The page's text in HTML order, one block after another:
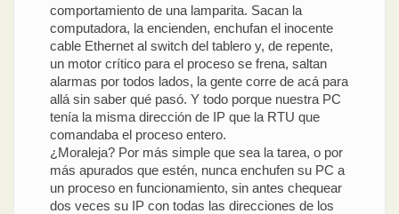
comportamiento de una lamparita. Sacan la
computadora, la encienden, enchufan el inocente
cable Ethernet al switch del tablero y, de repente,
un motor crítico para el proceso se frena, saltan
alarmas por todos lados, la gente corre de acá para
allá sin saber qué pasó. Y todo porque nuestra PC
tenía la misma dirección de IP que la RTU que
comandaba el proceso entero.
¿Moraleja? Por más simple que sea la tarea, o por
más apurados que estén, nunca enchufen su PC a
un proceso en funcionamiento, sin antes chequear
dos veces su IP con todas las direcciones de los